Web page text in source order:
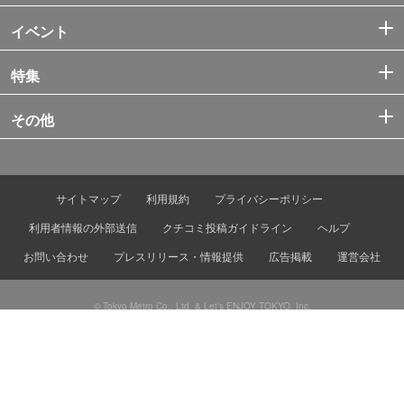
イベント
特集
その他
サイトマップ 利用規約
プライバシーポリシー
利用者情報の外部送信
クチコミ投稿ガイドライン
ヘルプ
お問い合わせ
プレスリリース・情報提供 広告掲載 運営会社
© Tokyo Metro Co., Ltd. & Let’s ENJOY TOKYO, Inc.